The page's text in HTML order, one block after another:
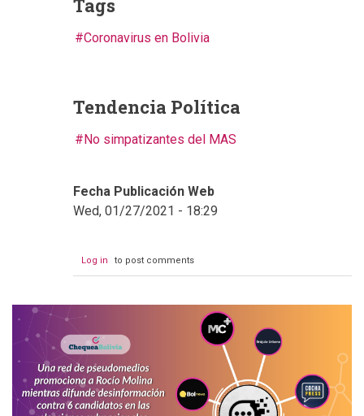
Tags
Coronavirus en Bolivia
Tendencia Política
No simpatizantes del MAS
Fecha Publicación Web
Wed, 01/27/2021 - 18:29
Log in to post comments